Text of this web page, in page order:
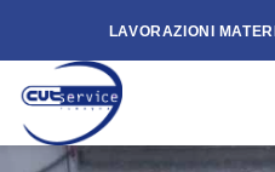
content
LAVORAZIONI